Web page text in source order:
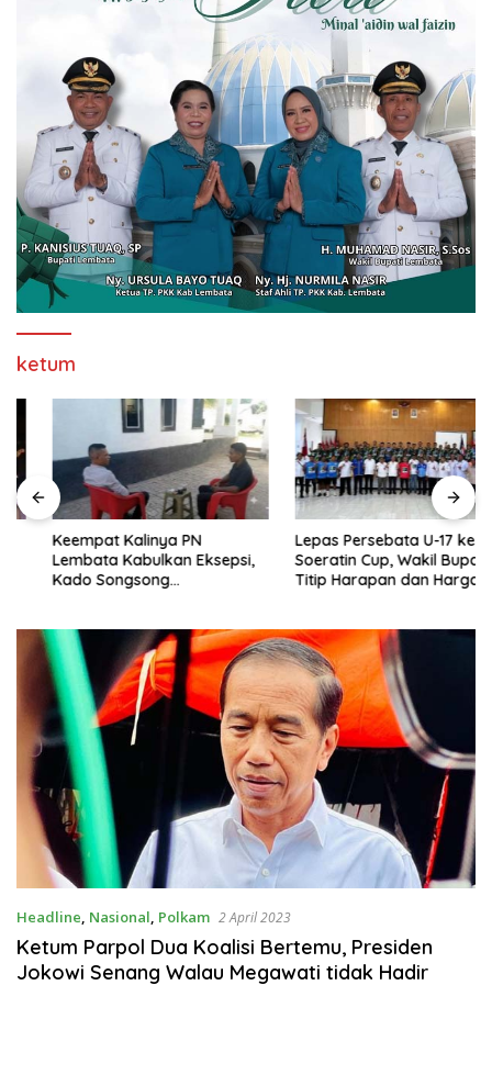
ketum
Keempat Kalinya PN
Lembata Kabulkan Eksepsi,
Kado Songsong
Lepas Persebata U-17 ke
Soeratin Cup, Wakil Bupati
Titip Harapan dan Harga Diri
Headline, Nasional, Polkam 2 April 2023
Ketum Parpol Dua Koalisi Bertemu, Presiden
Jokowi Senang Walau Megawati tidak Hadir